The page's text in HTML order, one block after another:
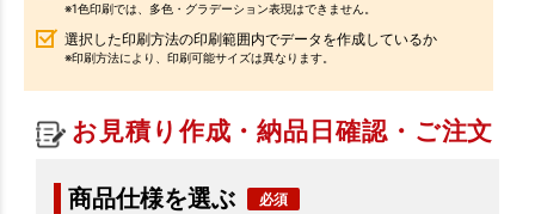
※1色印刷では、多色・グラデーション表現はできません。
選択した印刷方法の印刷範囲内でデータを作成しているか
※印刷方法により、印刷可能サイズは異なります。
お見積り作成・納品日確認・ご注文
商品仕様を選ぶ